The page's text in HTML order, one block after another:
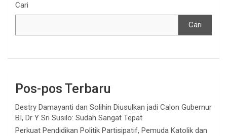
Cari
Cari
Pos-pos Terbaru
Destry Damayanti dan Solihin Diusulkan jadi Calon Gubernur
BI, Dr Y Sri Susilo: Sudah Sangat Tepat
Perkuat Pendidikan Politik Partisipatif, Pemuda Katolik dan